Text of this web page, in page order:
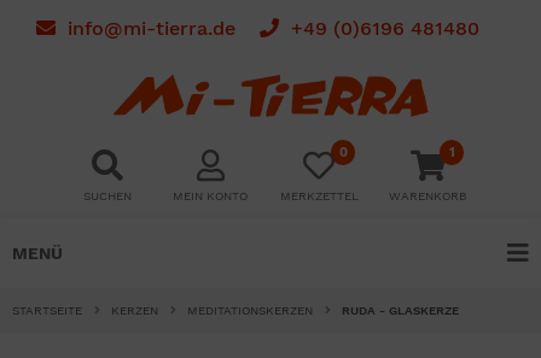
info@mi-tierra.de +49 (0)6196 481480
SUCHEN MEIN KONTO
0
MERKZETTEL
1
WARENKORB
MENÜ
STARTSEITE KERZEN MEDITATIONSKERZEN RUDA - GLASKERZE